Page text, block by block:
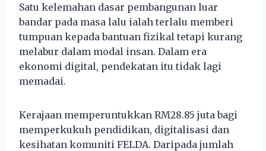
Satu kelemahan dasar pembangunan luar
bandar pada masa lalu ialah terlalu memberi
tumpuan kepada bantuan fizikal tetapi kurang
melabur dalam modal insan. Dalam era
ekonomi digital, pendekatan itu tidak lagi
memadai.
Kerajaan memperuntukkan RM28.85 juta bagi
memperkukuh pendidikan, digitalisasi dan
kesihatan komuniti FELDA. Daripada jumlah